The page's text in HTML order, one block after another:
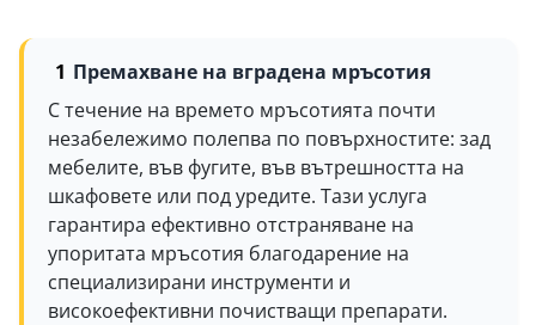
Премахване на вградена мръсотия
С течение на времето мръсотията почти
незабележимо полепва по повърхностите: зад
мебелите, във фугите, във вътрешността на
шкафовете или под уредите. Тази услуга
гарантира ефективно отстраняване на
упоритата мръсотия благодарение на
специализирани инструменти и
високоефективни почистващи препарати.